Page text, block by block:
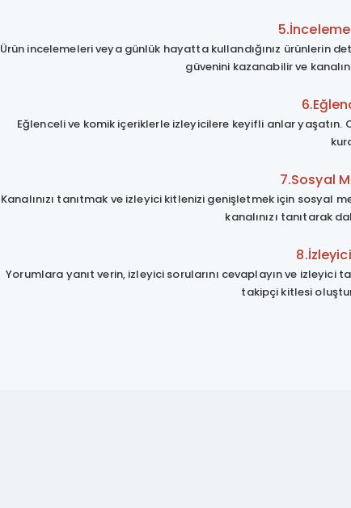
Ürün incelemeleri veya günlük hayatta kullandığınız ürünlerin
güvenini kazanabilir ve
Eğlenceli ve komik içeriklerle izleyicilere keyifli anlar
7.Sosyal
Kanalınızı tanıtmak ve izleyici kitlenizi genişletmek için
kanalınızı tanıtarak
Yorumlara yanıt verin, izleyici sorularını cevaplayın ve
takipçi kitlesi